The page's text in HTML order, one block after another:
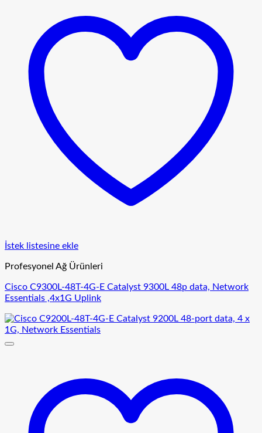
İstek listesine ekle
Profesyonel Ağ Ürünleri
Cisco C9300L-48T-4G-E Catalyst 9300L 48p data, Network
Essentials ,4x1G Uplink